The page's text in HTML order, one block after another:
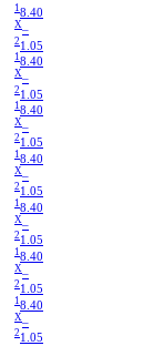
18.40
X–
2 1.05
18.40
X–
2 1.05
18.40
X–
2 1.05
18.40
X–
2 1.05
18.40
X–
2 1.05
18.40
X–
2 1.05
18.40
X–
2 1.05